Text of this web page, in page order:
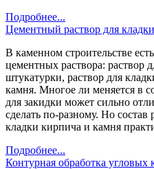
Подробнее...
Цементный раствор для
В каменном строительстве
цементных раствора: раствор
штукатурки, раствор для
камня. Многое ли меняется в
для закидки может сильно
сделать по-разному. Но состав
кладки кирпича и камня
Подробнее...
Контурная обработка угловых